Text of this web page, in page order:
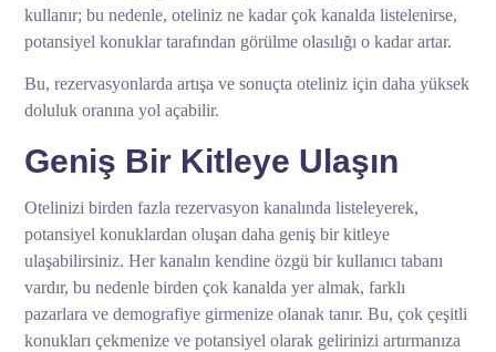
kullanır; bu nedenle, oteliniz ne kadar çok kanalda listelenirse,
potansiyel konuklar tarafından görülme olasılığı o kadar artar.
Bu, rezervasyonlarda artışa ve sonuçta oteliniz için daha yüksek
doluluk oranına yol açabilir.
Geniş Bir Kitleye Ulaşın
Otelinizi birden fazla rezervasyon kanalında listeleyerek,
potansiyel konuklardan oluşan daha geniş bir kitleye
ulaşabilirsiniz. Her kanalın kendine özgü bir kullanıcı tabanı
vardır, bu nedenle birden çok kanalda yer almak, farklı
pazarlara ve demografiye girmenize olanak tanır. Bu, çok çeşitli
konukları çekmenize ve potansiyel olarak gelirinizi artırmanıza